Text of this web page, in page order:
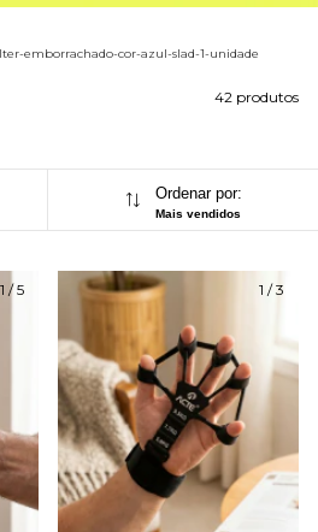
emborrachado-cor-azul-slad-1-unidade
42 produtos
Ordenar por:
Mais vendidos
1 /5 1 /3